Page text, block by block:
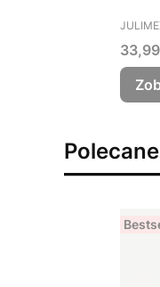
Cena
33,99